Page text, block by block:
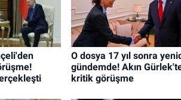
O dosya 17 yıl sonra
gündemde! Akın
kritik görüşme